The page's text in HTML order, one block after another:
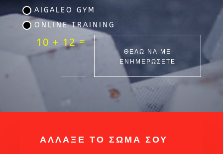
AIGALEO GYM
ONLINE TRAINING
10 + 12=
ΘΕΛΩ ΝΑ ΜΕ
ΕΝΗΜΕΡΩΣΕΤΕ
ΑΛΛΑΞΕ ΤΟ ΣΩΜΑ ΣΟΥ